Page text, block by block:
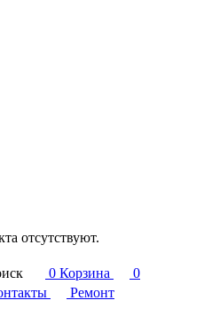
отсутствуют.
0 Корзина
0
Ремонт